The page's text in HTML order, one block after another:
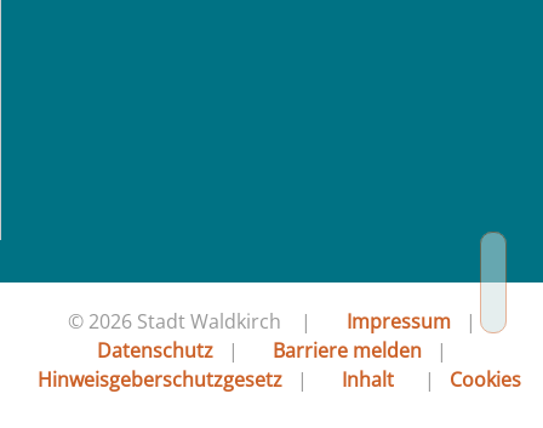
© 2026 Stadt Waldkirch | Impressum|
Datenschutz| Barriere melden |
Hinweisgeberschutzgesetz| Inhalt | Cookies